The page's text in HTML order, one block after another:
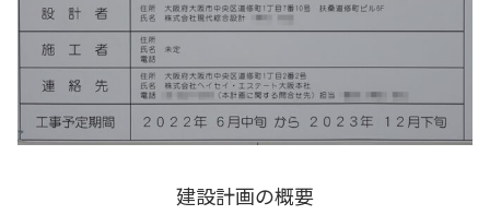
建設計画の概要